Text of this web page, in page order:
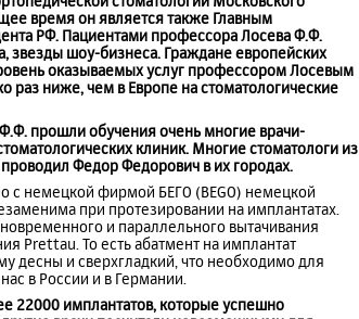
время он является также Главным
РФ. Пациентами профессора Лосева Ф.Ф.
звезды шоу-бизнеса. Граждане европейских
оказываемых услуг профессором Лосевым
раз ниже, чем в Европе на стоматологические
прошли обучения очень многие врачи-
клиник. Многие стоматологи из
Федор Федорович в их городах.
с немецкой фирмой БЕГО (BEGO) немецкой
при протезировании на имплантатах.
и параллельного вытачивания
Prettau. То есть абатмент на имплантат
десны и сверхгладкий, что необходимо для
в России и в Германии.
22000 имплантатов, которые успешно